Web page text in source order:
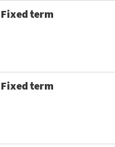
Fixed term
Fixed term